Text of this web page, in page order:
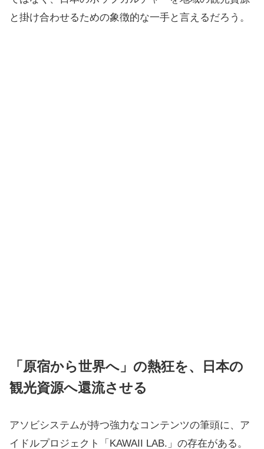
と掛け合わせるための象徴的な一手と言えるだろう。
「原宿から世界へ」の熱狂を、日本の
観光資源へ還流させる
アソビシステムが持つ強力なコンテンツの筆頭に、ア
イドルプロジェクト「KAWAII LAB.」の存在がある。